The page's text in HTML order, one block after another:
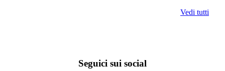
Vedi tutti
Seguici sui social